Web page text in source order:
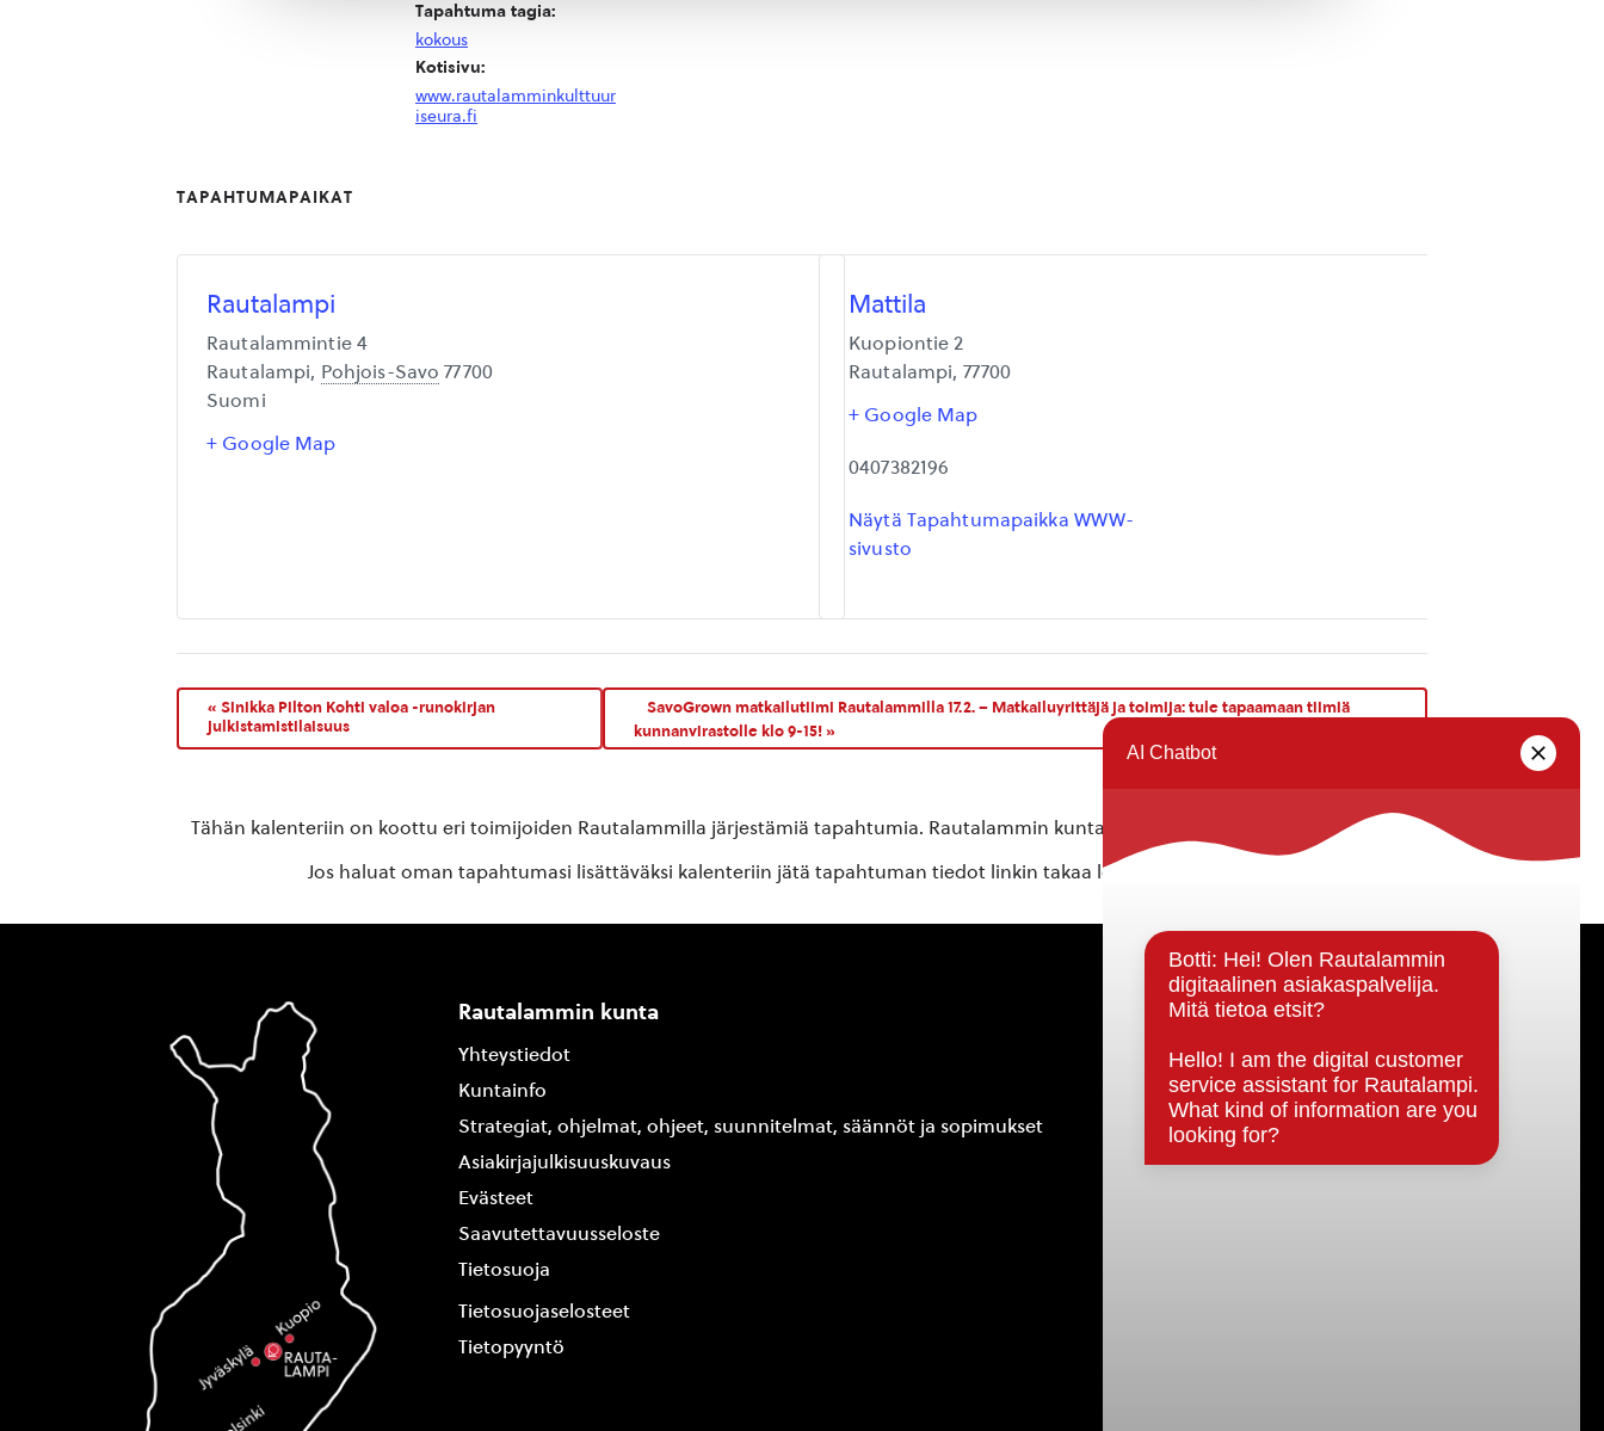
Tapahtuma tagia:
kokous
Kotisivu:
www.rautalamminkulttuur
iseura.fi
TAPAHTUMAPAIKAT
Rautalampi
Rautalammintie 4
Rautalampi, Pohjois-Savo 77700
Suomi
+ Google Map
Mattila
Kuopiontie 2
Rautalampi, 77700
+ Google Map
0407382196
Näytä Tapahtumapaikka WWW-
sivusto
« Sinikka Pilton Kohti valoa -runokirjan
julkistamistilaisuus
SavoGrown matkailutiimi Rautalammilla 17.2. – Matkailuyrittäjä ja toimija: tule tapaamaan tiimiä
kunnanvirastolle klo 9-15!»
Tähän kalenteriin on koottu eri toimijoiden Rautalammilla järjestämiä tapahtumia. Rautalammin kunta ei vastaa tietojen oikeellisuudesta.
Jos haluat oman tapahtumasi lisättäväksi kalenteriin jätä tapahtuman tiedot linkin takaa löytyvällä
Rautalammin kunta
Yhteystiedot
Kuntainfo
Strategiat, ohjelmat, ohjeet, suunnitelmat, säännöt ja sopimukset
Asiakirjajulkisuuskuvaus
Evästeet
Saavutettavuusseloste
Tietosuoja
Tietosuojaselosteet
Tietopyyntö
Päätöksenteko ja lähidemokratia
Päätökset, esityslistat & pöytäkirjat
Hallinto
Kunnanhallitus
Kunnanvaltuusto